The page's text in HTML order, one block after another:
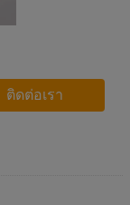
ติดต่อเรา